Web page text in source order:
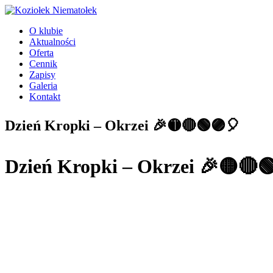
Przejdź
treści
O klubie
Aktualności
Oferta
Cennik
Zapisy
Galeria
Kontakt
Dzień Kropki – Okrzei 🎉🟡🔴🟢🟣🎈
Dzień Kropki – Okrzei